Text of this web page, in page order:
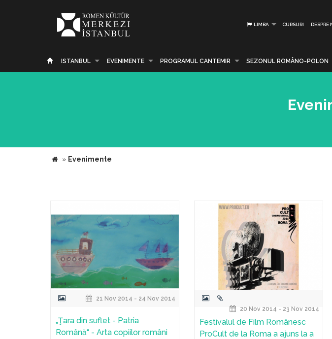
LIMBA CURSURI DESPRE
ISTANBUL EVENIMENTE PROGRAMUL CANTEMIR SEZONUL ROMÂNO-POLON
» Evenimente
21 Nov 2014 - 24 Nov 2014
„Ţara din suflet - Patria
Română“ - Arta copiilor români
20 Nov 2014 - 23 Nov 2014
Festivalul de Film Românesc
ProCult de la Roma a ajuns la a